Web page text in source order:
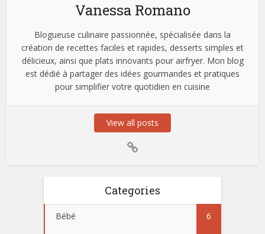
Vanessa Romano
Blogueuse culinaire passionnée, spécialisée dans la
création de recettes faciles et rapides, desserts simples et
délicieux, ainsi que plats innovants pour airfryer. Mon blog
est dédié à partager des idées gourmandes et pratiques
pour simplifier votre quotidien en cuisine
View all posts
Categories
Bébé 6